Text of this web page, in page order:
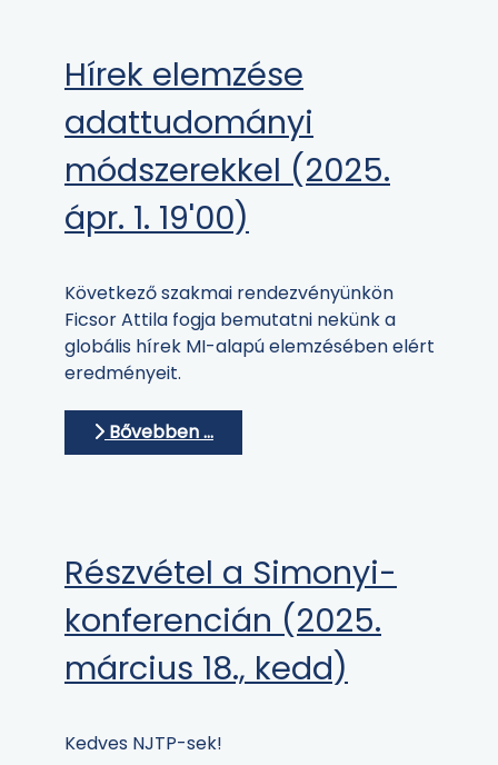
Hírek elemzése
adattudományi
módszerekkel (2025.
ápr. 1. 19'00)
Következő szakmai rendezvényünkön
Ficsor Attila fogja bemutatni nekünk a
globális hírek MI-alapú elemzésében elért
eredményeit.
Bővebben …
Részvétel a Simonyi-
konferencián (2025.
március 18., kedd)
Kedves NJTP-sek!